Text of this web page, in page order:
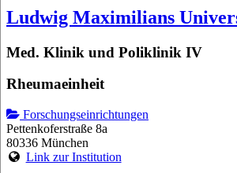
Ludwig Maximilians
Med. Klinik und Poliklinik IV
Rheumaeinheit
Forschungseinrichtungen
Pettenkoferstraße 8a
80336 München
Link zur Institution